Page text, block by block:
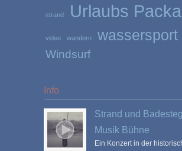
strand Urlaubs
video wandern wassersport
Windsurf
Info
Strand und
Musik Bühne
Ein Konzert in der